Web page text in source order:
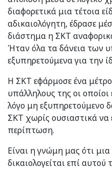
διαφορετικά μια τέτοια
αδικαιολόγητη, έδρασε
διάστημα η ΣΚΤ
Ήταν όλα τα δάνεια των
εξυπηρετούμενα για την
Η ΣΚΤ εφάρμοσε ένα
υπάλληλους της οι
λόγο μη εξυπηρετούμενο
ΣΚΤ χωρίς ουσιαστικά να
περίπτωση.
Είναι η γνώμη μας ότι
δικαιολογείται επί αυτού